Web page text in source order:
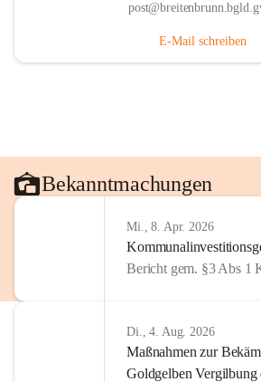
E-Mail schreiben
Bekanntmachungen
Mi., 8. Apr. 2026
Bericht gem. §3 Abs 1
Di., 4. Aug. 2026
Maßnahmen zur
Goldgelben Vergilbung